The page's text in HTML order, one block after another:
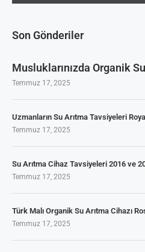
Son Gönderiler
Musluklarınızda Organik
Temmuz 17, 2025
Uzmanların Su Arıtma Tavsiyeleri Royal
Temmuz 17, 2025
Su Arıtma Cihaz Tavsiyeleri 2016 ve
Temmuz 17, 2025
Türk Malı Organik Su Arıtma Cihazı
Temmuz 17, 2025